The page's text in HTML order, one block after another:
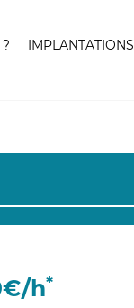
IMPLANTATIONS
h*